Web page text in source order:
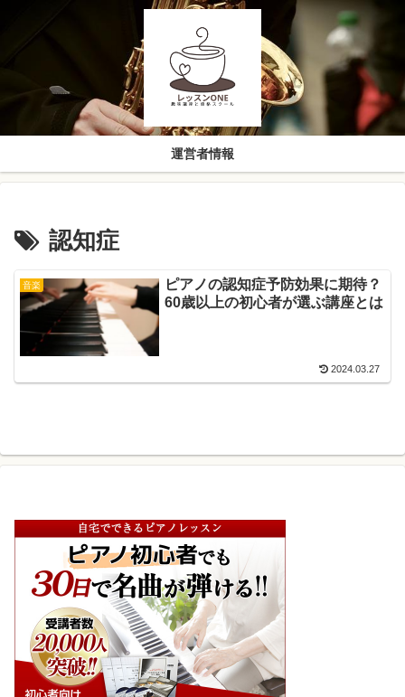
運営者情報
認知症
音楽
ピアノの認知症予防効果に期待？
60歳以上の初心者が選ぶ講座とは
2024.03.27